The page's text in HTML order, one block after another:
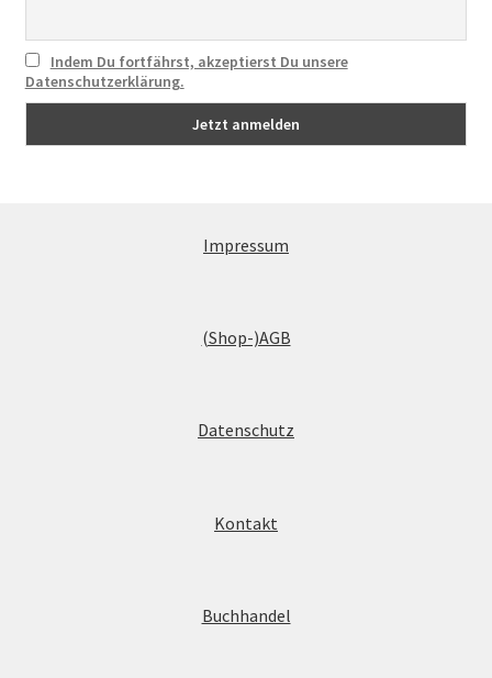
Indem Du fortfährst, akzeptierst Du unsere
Datenschutzerklärung.
Impressum
(Shop-)AGB
Datenschutz
Kontakt
Buchhandel